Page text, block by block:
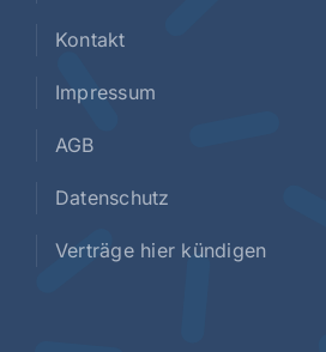
Kontakt
Impressum
AGB
Datenschutz
Verträge hier kündigen